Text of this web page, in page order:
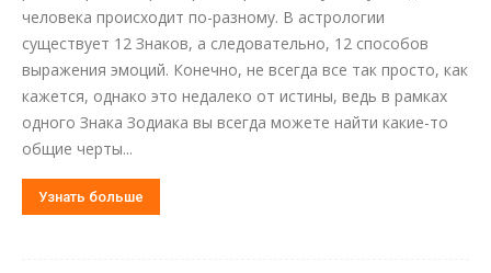
человека происходит по-разному. В астрологии
существует 12 Знаков, а следовательно, 12 способов
выражения эмоций. Конечно, не всегда все так просто, как
кажется, однако это недалеко от истины, ведь в рамках
одного Знака Зодиака вы всегда можете найти какие-то
общие черты...
Узнать больше